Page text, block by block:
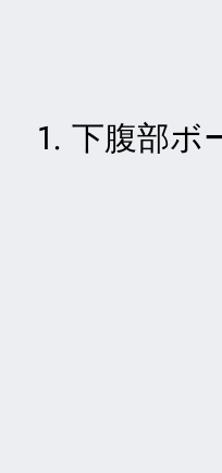
1. 下腹部ボ